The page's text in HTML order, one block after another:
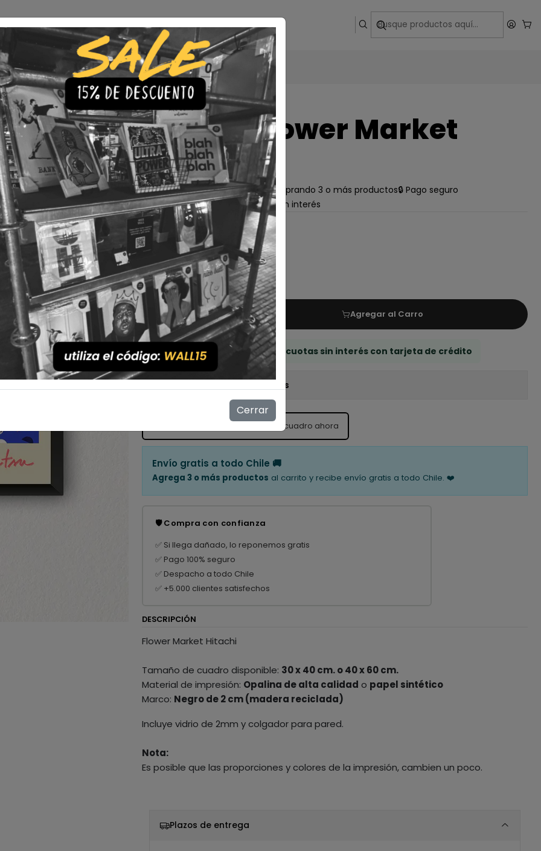
IluminaciónPrecios de cuadros & láminasPlazos de Entrega
|Cuadro Flower Market
Hitachi
🇨🇱 Envío gratis a todo Chile comprando 3 o más productos🔒 Pago seguro
💎 Calidad Premium
💳 3 Cuotas sin interés
TAMAÑO
30x40 40x60
LÁMINA
Con Marco Sin Marco
Cantidad
Agregar al Carro
💳 Compra ahora y paga en 3 cuotas sin interés con tarjeta de crédito
Mostrar stock de ubicaciones
personas están viendo este cuadro ahora
Envío gratis a todo Chile 🚚
Agrega 3 o más productos al carrito y recibe envío gratis a todo Chile. ❤️
🛡️ Compra con confianza
✅ Si llega dañado, lo reponemos gratis
✅ Pago 100% seguro
✅ Despacho a todo Chile
✅ +5.000 clientes satisfechos
DESCRIPCIÓN
Flower Market Hitachi
Tamaño de cuadro disponible: 30 x 40 cm. o 40 x 60 cm.
Material de impresión: Opalina de alta calidad o papel sintético
Marco: Negro de 2 cm (madera reciclada)
Incluye vidrio de 2mm y colgador para pared.
Nota:
Es posible que las proporciones y colores de la impresión, cambien un poco.
Plazos de entrega
Cerrar